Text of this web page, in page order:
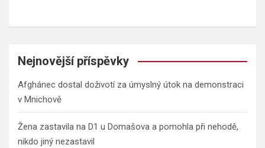
Nejnovější příspěvky
Afghánec dostal doživotí za úmyslný útok na demonstraci
v Mnichově
Žena zastavila na D1 u Domašova a pomohla při nehodě,
nikdo jiný nezastavil